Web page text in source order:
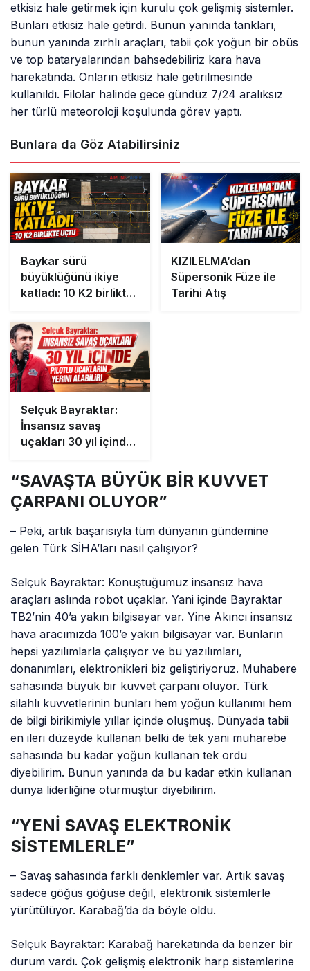
etkisiz hale getirmek için kurulu çok gelişmiş sistemler.
Bunları etkisiz hale getirdi. Bunun yanında tankları,
bunun yanında zırhlı araçları, tabii çok yoğun bir obüs
ve top bataryalarından bahsedebiliriz kara hava
harekatında. Onların etkisiz hale getirilmesinde
kullanıldı. Filolar halinde gece gündüz 7/24 aralıksız
her türlü meteoroloji koşulunda görev yaptı.
Bunlara da Göz Atabilirsiniz
Baykar sürü
büyüklüğünü ikiye
katladı: 10 K2 birlikte
KIZILELMA’dan
Süpersonik Füze ile
Tarihi Atış
Selçuk Bayraktar:
İnsansız savaş
uçakları 30 yıl içinde
yerini alabilir!
“SAVAŞTA BÜYÜK BİR KUVVET
ÇARPANI OLUYOR”
– Peki, artık başarısıyla tüm dünyanın gündemine
gelen Türk SİHA’ları nasıl çalışıyor?
Selçuk Bayraktar: Konuştuğumuz insansız hava
araçları aslında robot uçaklar. Yani içinde Bayraktar
TB2’nin 40’a yakın bilgisayar var. Yine Akıncı insansız
hava aracımızda 100’e yakın bilgisayar var. Bunların
hepsi yazılımlarla çalışıyor ve bu yazılımları,
donanımları, elektronikleri biz geliştiriyoruz. Muhabere
sahasında büyük bir kuvvet çarpanı oluyor. Türk
silahlı kuvvetlerinin bunları hem yoğun kullanımı hem
de bilgi birikimiyle yıllar içinde oluşmuş. Dünyada tabii
en ileri düzeyde kullanan belki de tek yani muharebe
sahasında bu kadar yoğun kullanan tek ordu
diyebilirim. Bunun yanında da bu kadar etkin kullanan
dünya liderliğine oturmuştur diyebilirim.
“YENİ SAVAŞ ELEKTRONİK
SİSTEMLERLE”
– Savaş sahasında farklı denklemler var. Artık savaş
sadece göğüs göğüse değil, elektronik sistemlerle
yürütülüyor. Karabağ’da da böyle oldu.
Selçuk Bayraktar: Karabağ harekatında da benzer bir
durum vardı. Çok gelişmiş elektronik harp sistemlerine